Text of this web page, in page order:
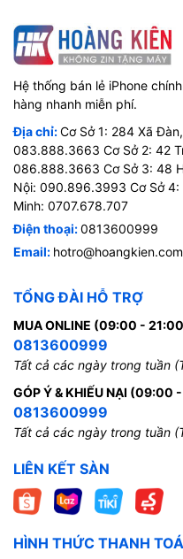
Hệ thống bán lẻ iPhone
hàng nhanh miễn phí.
Địa chỉ:Cơ Sở 1: 284 Xã
083.888.3663 Cơ Sở 2: 42
086.888.3663 Cơ Sở 3: 48
Nội: 090.896.3993 Cơ Sở 4:
Minh: 0707.678.707
Điện thoại:0813600999
Email: hotro@hoangkien.com
TỔNG ĐÀI HỖ TRỢ
MUA ONLINE (09:00 -
0813600999
Tất cả các ngày trong tuần
GÓP Ý & KHIẾU NẠI (09:00
0813600999
Tất cả các ngày trong tuần
LIÊN KẾT SÀN
HÌNH THỨC THANH